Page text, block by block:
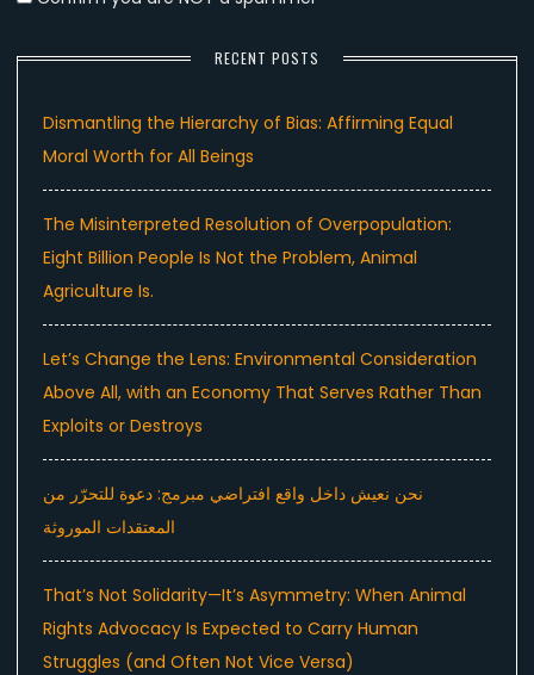
RECENT POSTS
Dismantling the Hierarchy of Bias: Affirming Equal
Moral Worth for All Beings
The Misinterpreted Resolution of Overpopulation:
Eight Billion People Is Not the Problem, Animal
Agriculture Is.
Let’s Change the Lens: Environmental Consideration
Above All, with an Economy That Serves Rather Than
Exploits or Destroys
نحن نعيش داخل واقع افتراضي مبرمج: دعوة للتحرّر من
المعتقدات الموروثة
That’s Not Solidarity—It’s Asymmetry: When Animal
Rights Advocacy Is Expected to Carry Human
Struggles (and Often Not Vice Versa)